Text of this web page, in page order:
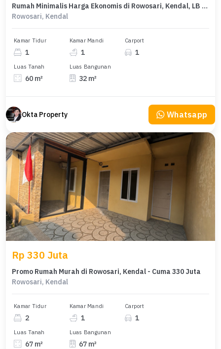
Rumah Minimalis Harga Ekonomis di Rowosari, Kendal, LB 32m²
Rowosari, Kendal
Kamar Tidur
1
Kamar Mandi
1
Carport
1
Luas Tanah
60 m²
Luas Bangunan
32 m²
Okta Property Whatsapp
Rp 330 Juta
Promo Rumah Murah di Rowosari, Kendal - Cuma 330 Juta
Rowosari, Kendal
Kamar Tidur
2
Kamar Mandi
1
Carport
1
Luas Tanah
67 m²
Luas Bangunan
67 m²